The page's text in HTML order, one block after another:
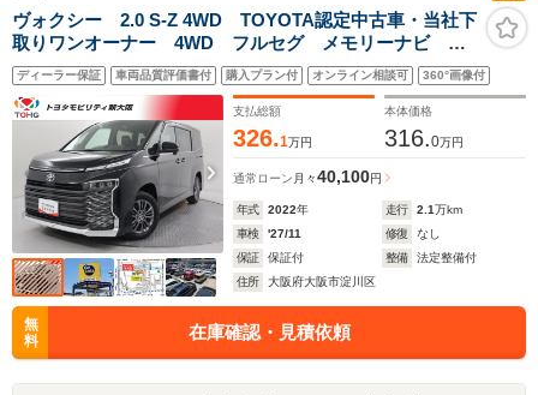
ヴォクシー 2.0 S-Z 4WD TOYOTA認定中古車・当社下
取りワンオーナー 4WD フルセグ メモリーナビ
DVD再生 ミュージックプレイヤー接続 バックカメラ
衝突被害軽減システムETCドラレコ両側電動スライド
LEDヘッドランプ
ディーラー保証 車両品質評価書付 購入プラン付 オンライン相談可 360°画像付
支払総額
326.1万円
本体価格
316.0万円
通常ローン 月々40,100円
年式 2022年 走行 2.1万km
車検
'27/11 修復
なし
保証
保証付 整備
法定整備付
住所
大阪府大阪市淀川区
無
料
在庫確認・見積依頼